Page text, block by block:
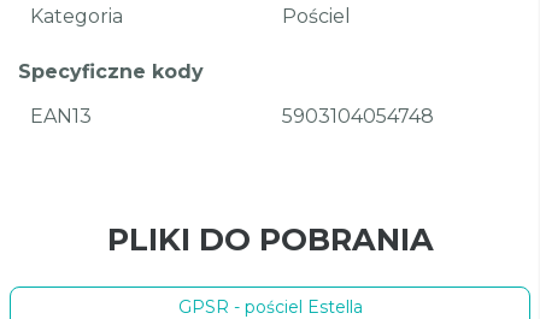
Kategoria Pościel
Specyficzne kody
EAN13
5903104054748
PLIKI DO POBRANIA
GPSR - pościel Estella